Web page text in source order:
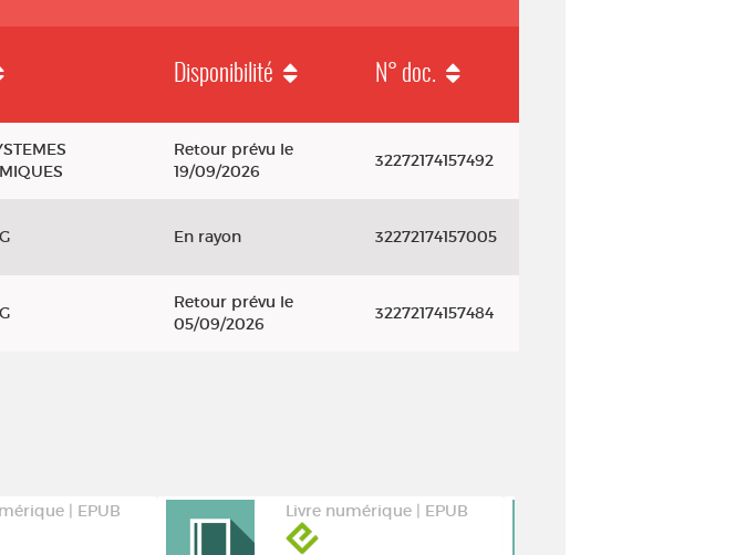
de la France dans l'Europe, 1975-2025
Disponibilité N° doc.
Retour prévu le
19/09/2026
32272174157492
En rayon 32272174157005
Retour prévu le
05/09/2026
32272174157484
| EPUB Livre numérique | EPUB